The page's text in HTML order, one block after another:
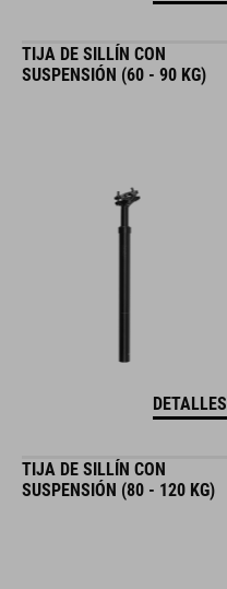
TIJA DE SILLÍN CON
SUSPENSIÓN (60 - 90 KG)
DETALLES
TIJA DE SILLÍN CON
SUSPENSIÓN (80 - 120 KG)